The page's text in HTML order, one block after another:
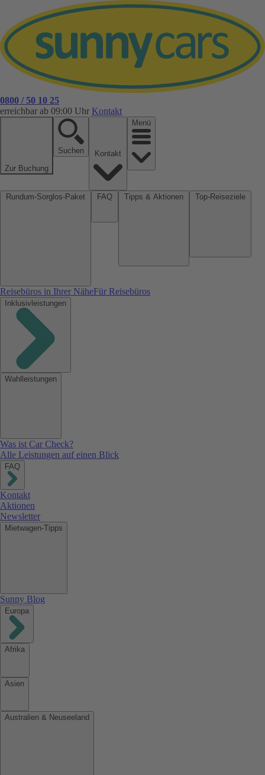
0800 / 50 10 25
erreichbar ab 09:00 Uhr Kontakt
Zur Buchung
Suchen
Menü
Reisebüros in Ihrer NäheFür Reisebüros
Inklusivleistungen
Wahlleistungen
Was ist Car Check?
Alle Leistungen auf einen Blick
FAQ
Kontakt
Aktionen
Newsletter
Mietwagen-Tipps
Sunny Blog
Europa
Afrika
Asien
Australien & Neuseeland